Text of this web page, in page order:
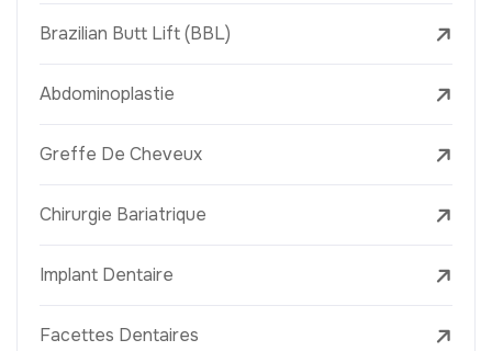
Brazilian Butt Lift (BBL)
Abdominoplastie
Greffe De Cheveux
Chirurgie Bariatrique
Implant Dentaire
Facettes Dentaires